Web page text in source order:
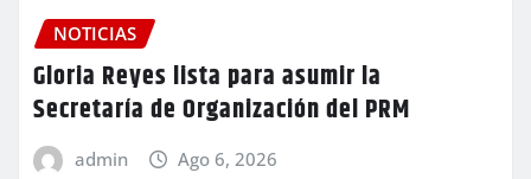
NOTICIAS
Gloria Reyes lista para asumir la
Secretaría de Organización del PRM
admin Ago 6, 2026